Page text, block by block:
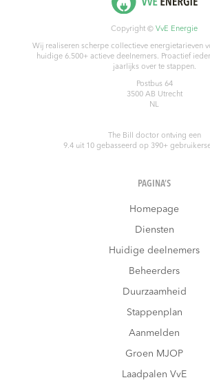
Copyright © VvE Energie
Wij realiseren scherpe collectieve energietarieven
huidige 6.500+ actieve deelnemers. Proactief
jaarlijks over te stappen.
Postbus 64
3500 AB Utrecht
NL
The Bill doctorontving een
9.4uit 10gebasseerd op 390+
PAGINA’S
Homepage
Diensten
Huidige deelnemers
Beheerders
Duurzaamheid
Stappenplan
Aanmelden
Groen MJOP
Laadpalen VvE